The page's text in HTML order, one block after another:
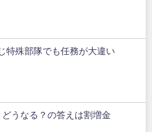
特殊部隊でも任務が大違い
うなる？の答えは割増金